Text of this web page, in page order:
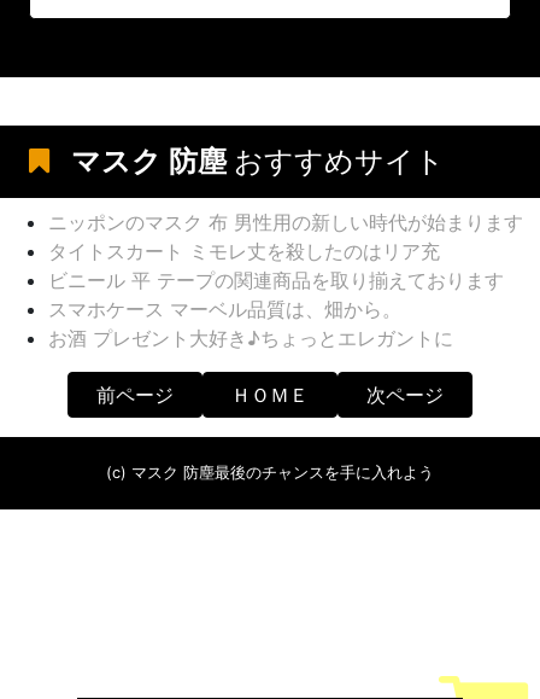
マスク 防塵おすすめサイト
ニッポンのマスク 布 男性用の新しい時代が始まります
タイトスカート ミモレ丈を殺したのはリア充
ビニール 平 テープの関連商品を取り揃えております
スマホケース マーベル品質は、畑から。
お酒 プレゼント大好き♪ちょっとエレガントに
前ページ ＨＯＭＥ 次ページ
(c) マスク 防塵最後のチャンスを手に入れよう